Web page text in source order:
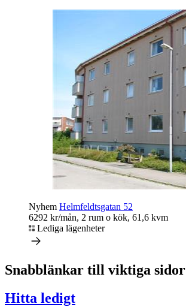
Nyhem Helmfeldtsgatan 52
6292 kr/mån, 2 rum o kök, 61,6 kvm
Lediga lägenheter
Snabblänkar till viktiga sidor
Hitta ledigt